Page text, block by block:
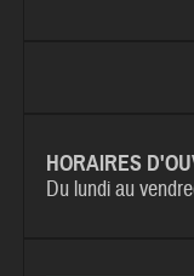
HORAIRES
Du lundi au